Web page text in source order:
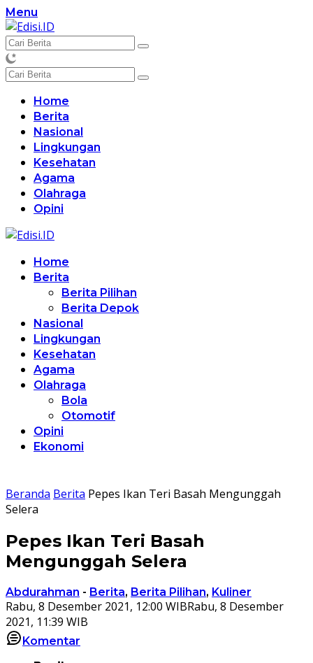
Langsung
ke
konten
Menu
Home
Berita
Nasional
Lingkungan
Kesehatan
Agama
Olahraga
Opini
Home
Berita
Berita Pilihan
Berita Depok
Nasional
Lingkungan
Kesehatan
Agama
Olahraga
Bola
Otomotif
Opini
Ekonomi
Beranda Berita Pepes Ikan Teri Basah Mengunggah
Selera
Pepes Ikan Teri Basah
Mengunggah Selera
Abdurahman - Berita, Berita Pilihan, Kuliner
Rabu, 8 Desember 2021, 12:00 WIBRabu, 8 Desember
2021, 11:39 WIB
Komentar